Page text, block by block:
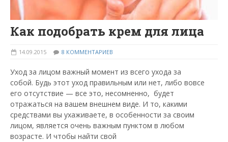
Как подобрать крем для лица
14.09.2015 8 КОММЕНТАРИЕВ
Уход за лицом важный момент из всего ухода за
собой. Будь этот уход правильным или нет, либо вовсе
его отсутствие — все это, несомненно, будет
отражаться на вашем внешнем виде. И то, какими
средствами вы ухаживаете, в особенности за своим
лицом, является очень важным пунктом в любом
возрасте. И чтобы найти свой